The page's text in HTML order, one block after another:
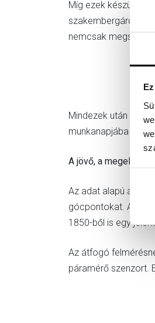
Míg ezek készültek
szakembergárda
nemcsak
Mindezek után
munkanapjába
A jövő, a megelőzés
Az adat alapú
gócpontokat. Azt
1850-ből is egy
Az átfogó
páramérő szenzort.